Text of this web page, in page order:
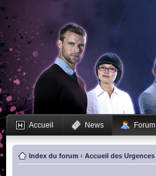
Accueil News Forum
Index du forum ‹ Accueil des Urgences